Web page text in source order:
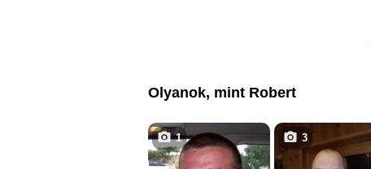
Olyanok, mint Robert
1 3